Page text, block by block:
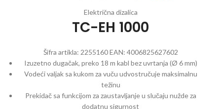
Električna dizalica
TC-EH 1000
Šifra artikla: 2255160EAN: 4006825627602
Izuzetno dugačak, preko 18 m kabl bez uvrtanja (Ø 6 mm)
Vodeći valjak sa kukom za vuču udvostručuje maksimalnu
težinu
Prekidač sa funkcijom za zaustavljanje u slučaju nužde za
dodatnu sigurnost